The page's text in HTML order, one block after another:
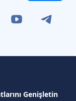
Genişletin